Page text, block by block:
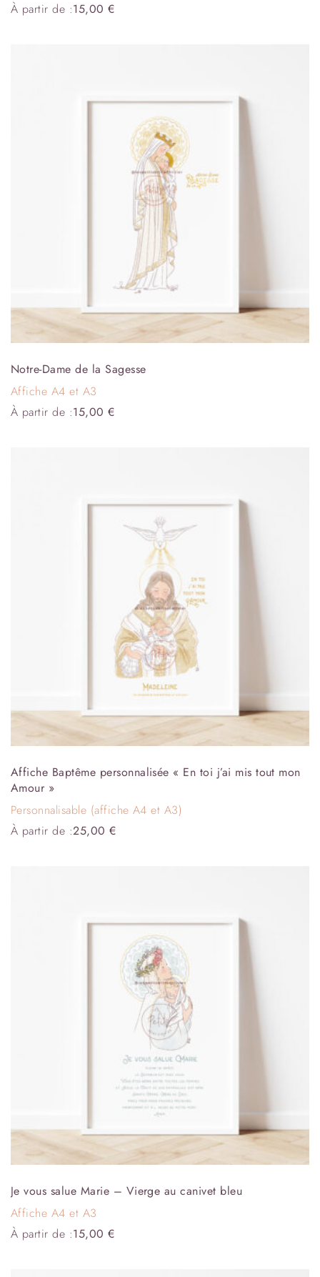
À partir de :15,00€
Notre-Dame de la Sagesse
Affiche A4 et A3
À partir de :15,00€
Affiche Baptême personnalisée « En toi j’ai mis tout mon
Amour »
Personnalisable (affiche A4 et A3)
À partir de :25,00€
Je vous salue Marie – Vierge au canivet bleu
Affiche A4 et A3
À partir de :15,00€